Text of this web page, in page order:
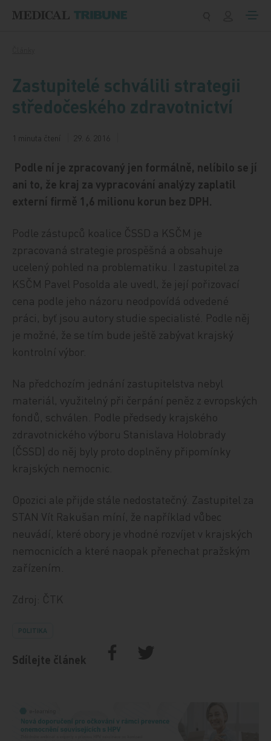
Zastupitelé schválili strategii
středočeského zdravotnictví
1 minuta čtení 29. 6. 2016
Podle ní je zpracovaný jen formálně, nelíbilo se jí
ani to, že kraj za vypracování analýzy zaplatil
externí firmě 1,6 milionu korun bez DPH.
Podle zástupců koalice ČSSD a KSČM je
zpracovaná strategie prospěšná a obsahuje
ucelený pohled na problematiku. I zastupitel za
KSČM Pavel Posolda ale uvedl, že její pořizovací
cena podle jeho názoru neodpovídá odvedené
práci, byť jsou autory studie specialisté. Podle něj
je možné, že se tím bude ještě zabývat krajský
kontrolní výbor.
Na předchozím jednání zastupitelstva nebyl
materiál, využitelný při čerpání peněz z evropských
fondů, schválen. Podle předsedy krajského
zdravotnického výboru Stanislava Holobrady
(ČSSD) do něj byly proto doplněny připomínky
krajských nemocnic.
Opozici ale přijde stále nedostatečný. Zastupitel za
STAN Vít Rakušan míní, že například vůbec
neuvádí, které obory je vhodné rozvíjet v krajských
nemocnicích a které naopak přenechat pražským
zařízením.
Zdroj: ČTK
POLITIKA
Sdílejte článek